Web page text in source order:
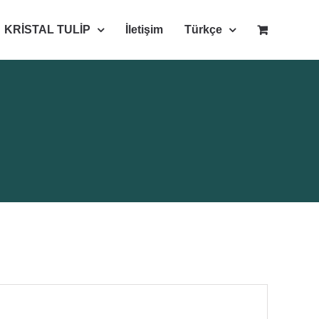
KRİSTAL TULİP İletişim Türkçe